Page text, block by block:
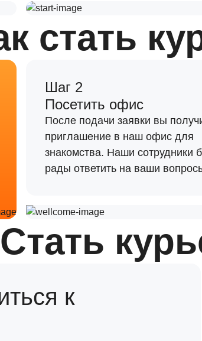
Смартфон с
стать
Шаг 2
Посетить офис
После подачи заявки вы
приглашение в наш офис для
знакомства. Наши сотрудники
рады ответить на ваши
Стать
к